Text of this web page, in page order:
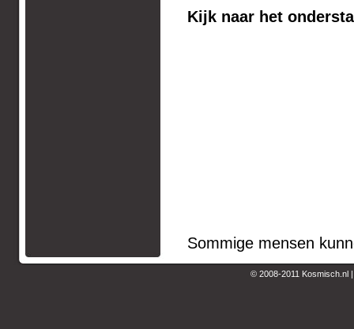
Kijk naar het
Sommige mensen
© 2008-2011 Kosmisch.nl